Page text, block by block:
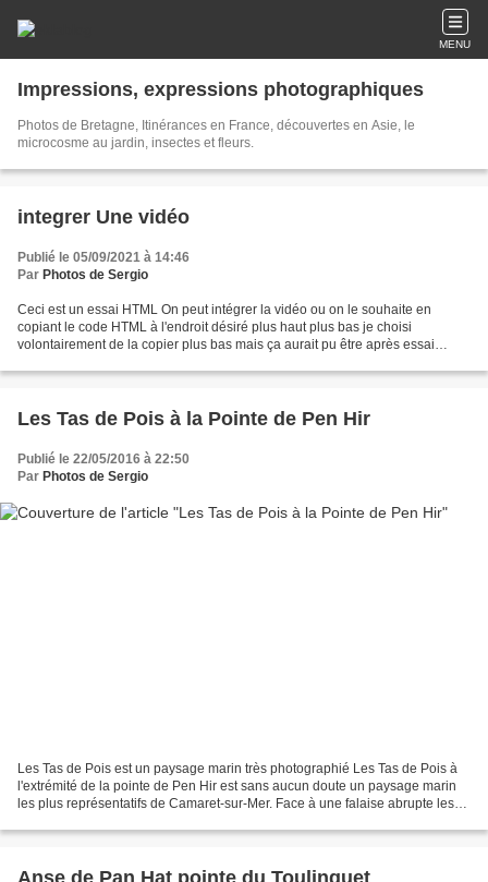
MENU
Impressions, expressions photographiques
Photos de Bretagne, Itinérances en France, découvertes en Asie, le
microcosme au jardin, insectes et fleurs.
integrer Une vidéo
Publié le 05/09/2021 à 14:46
Par Photos de Sergio
Ceci est un essai HTML On peut intégrer la vidéo ou on le souhaite en
copiant le code HTML à l'endroit désiré plus haut plus bas je choisi
volontairement de la copier plus bas mais ça aurait pu être après essai
Les Tas de Pois à la Pointe de Pen Hir
Publié le 22/05/2016 à 22:50
Par Photos de Sergio
Les Tas de Pois est un paysage marin très photographié Les Tas de Pois à
l'extrémité de la pointe de Pen Hir est sans aucun doute un paysage marin
les plus représentatifs de Camaret-sur-Mer. Face à une falaise abrupte les
Anse de Pan Hat pointe du Toulinguet